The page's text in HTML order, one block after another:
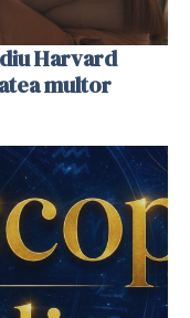
Harvard
multor